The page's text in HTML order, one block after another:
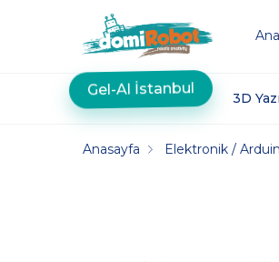
Gel-Al İstanbul 3D
Anasayfa Elektronik /